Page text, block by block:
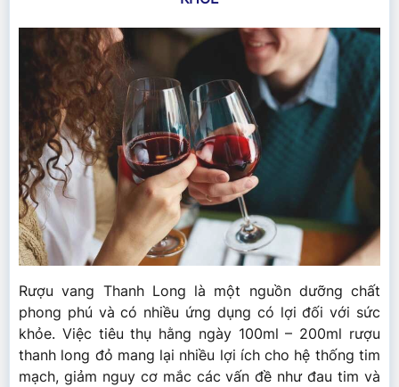
Rượu vang Thanh Long là một nguồn dưỡng chất
phong phú và có nhiều ứng dụng có lợi đối với sức
khỏe. Việc tiêu thụ hằng ngày 100ml – 200ml rượu
thanh long đỏ mang lại nhiều lợi ích cho hệ thống tim
mạch, giảm nguy cơ mắc các vấn đề như đau tim và